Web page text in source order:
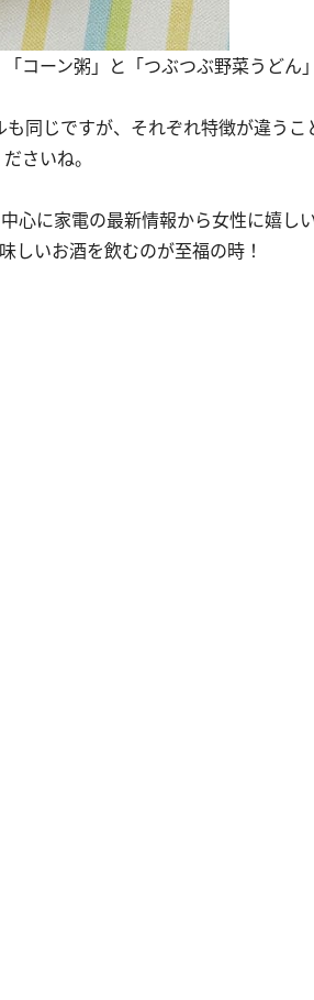
コーン粥」と「つぶつぶ野菜うどん
同じですが、それぞれ特徴が違う
さいね。
心に家電の最新情報から女性に嬉し
しいお酒を飲むのが至福の時！